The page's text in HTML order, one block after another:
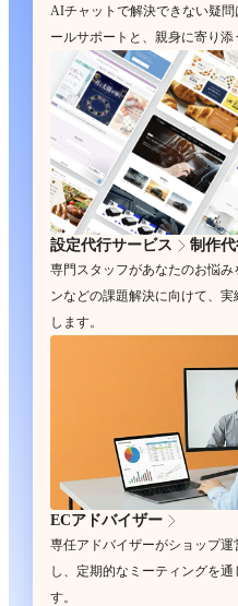
AIチャットで解決できない疑
ールサポートと、親身に寄り添
設定代行サービス 制作
専門スタッフがあなたのお悩
ンなどの課題解決に向けて、
します。
ECアドバイザー
専任アドバイザーがショップ
し、定期的なミーティングを
す。